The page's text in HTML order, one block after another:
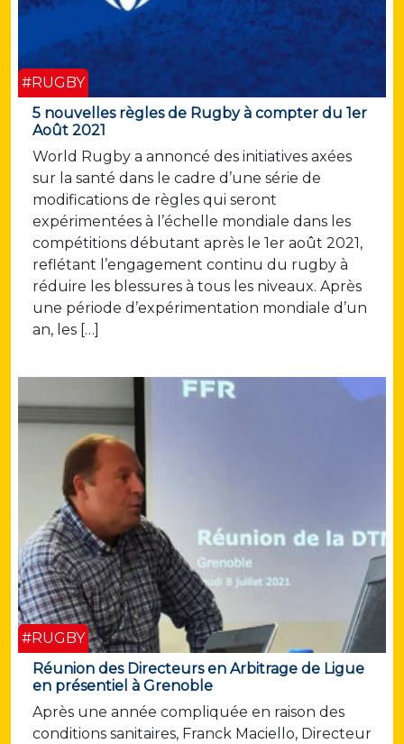
#RUGBY
5 nouvelles règles de Rugby à compter du 1er
Août 2021
World Rugby a annoncé des initiatives axées
sur la santé dans le cadre d’une série de
modifications de règles qui seront
expérimentées à l’échelle mondiale dans les
compétitions débutant après le 1er août 2021,
reflétant l’engagement continu du rugby à
réduire les blessures à tous les niveaux. Après
une période d’expérimentation mondiale d’un
an, les […]
#RUGBY
Réunion des Directeurs en Arbitrage de Ligue
en présentiel à Grenoble
Après une année compliquée en raison des
conditions sanitaires, Franck Maciello, Directeur